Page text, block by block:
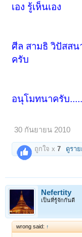
เอง รู้เห็นเอง
ศีล สามธิ วิปัสสน
ครับ
อนุโมทนาครับ
30 กันยายน 2010
ถูกใจ x7 ดูรา
Nefertity
เป็นที่รู้จักกันดี
wrong said: ↑